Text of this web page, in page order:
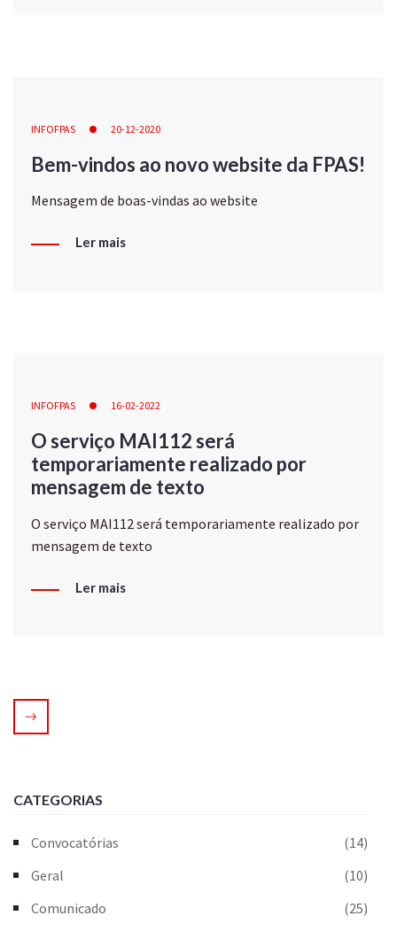
INFOFPAS 20-12-2020
Bem-vindos ao novo website da FPAS!
Mensagem de boas-vindas ao website
Ler mais
INFOFPAS 16-02-2022
O serviço MAI112 será
temporariamente realizado por
mensagem de texto
O serviço MAI112 será temporariamente realizado por
mensagem de texto
Ler mais
CATEGORIAS
Convocatórias
(14)
Geral
(10)
Comunicado
(25)